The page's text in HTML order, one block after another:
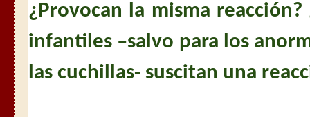
¿Provocan la misma
infantiles –salvo para los
las cuchillas- suscitan una